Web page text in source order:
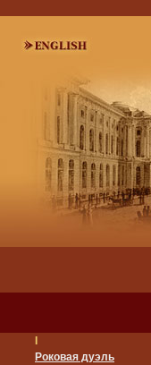
Роковая дуэль